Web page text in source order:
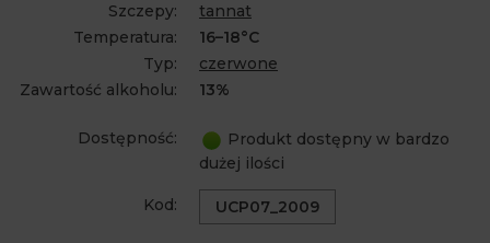
Szczepy:
tannat
Temperatura:
16–18°C
Typ:
czerwone
Zawartość alkoholu:
13%
Dostępność:
Produkt dostępny w bardzo
dużej ilości
Kod: UCP07_2009